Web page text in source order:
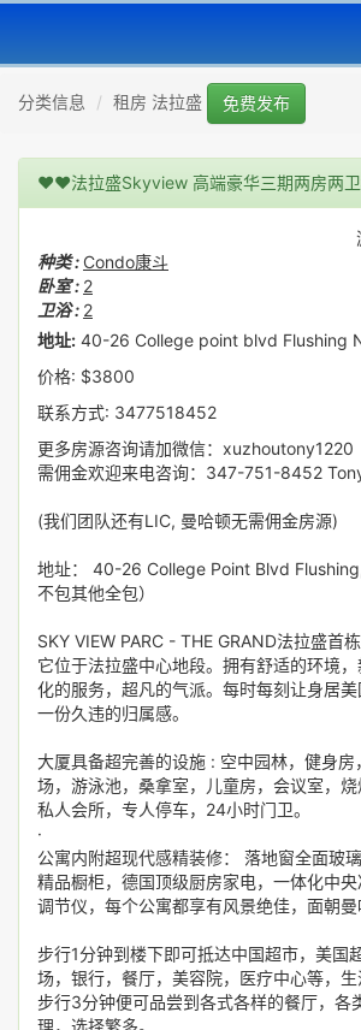
分类信息 租房 法拉盛 免费发布
❤❤法拉盛Skyview 高端豪华三期两房两
种类 : Condo康斗
卧室 : 2
卫浴 : 2
地址: 40-26 College point blvd Flushing
价格: $3800
联系方式: 3477518452
更多房源咨询请加微信：xuzhoutony1220
需佣金欢迎来电咨询：347-751-8452
(我们团队还有LIC, 曼哈顿无需佣金房源)
地址： 40-26 College Point Blvd
不包其他全包）
SKY VIEW PARC - THE GRAND法拉盛首
它位于法拉盛中心地段。拥有舒适的环境
化的服务，超凡的气派。每时每刻让身居
一份久违的归属感。
大厦具备超完善的设施 : 空中园林，健身房
场，游泳池，桑拿室，儿童房，会议室，烧
私人会所，专人停车，24小时门卫。
·
公寓内附超现代感精装修： 落地窗全面玻
精品橱柜，德国顶级厨房家电，一体化中
调节仪，每个公寓都享有风景绝佳，面朝曼
步行1分钟到楼下即可抵达中国超市，美国
场，银行，餐厅，美容院，医疗中心等，生
步行3分钟便可品尝到各式各样的餐厅，各
理，选择繁多。